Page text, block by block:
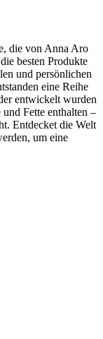
die von Anna Aro
besten Produkte
und persönlichen
eine Reihe
entwickelt wurden
Fette enthalten –
Entdecket die Welt
um eine